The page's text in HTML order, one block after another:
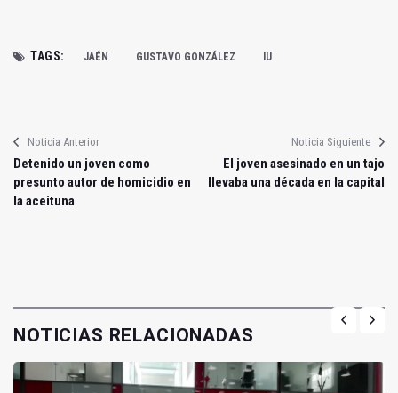
TAGS: JAÉN GUSTAVO GONZÁLEZ IU
Noticia Anterior
Detenido un joven como
presunto autor de homicidio en
la aceituna
Noticia Siguiente
El joven asesinado en un tajo
llevaba una década en la capital
NOTICIAS RELACIONADAS